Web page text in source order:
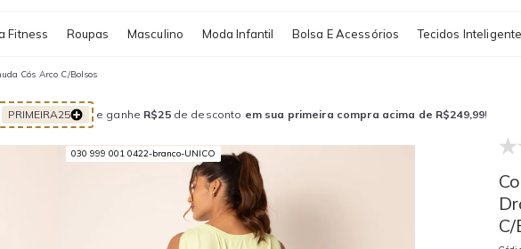
Bolsa E Acessórios
Masculino Moda Infantil
Roupas
Fitness Tecidos
Cós Arco C/Bolsos
PRIMEIRA25 e ganhe R$25de desconto em sua primeira compra acima de R$249,99!
030 999 001 0422-branco-UNICO 030 999 001 0422-